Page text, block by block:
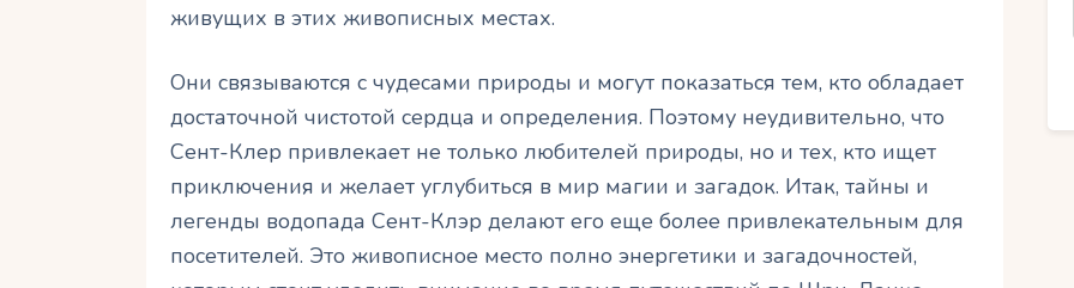
живущих в этих живописных местах.
Они связываются с чудесами природы и могут показаться тем, кто обладает
достаточной чистотой сердца и определения. Поэтому неудивительно, что
Сент-Клер привлекает не только любителей природы, но и тех, кто ищет
приключения и желает углубиться в мир магии и загадок. Итак, тайны и
легенды водопада Сент-Клэр делают его еще более привлекательным для
посетителей. Это живописное место полно энергетики и загадочностей,